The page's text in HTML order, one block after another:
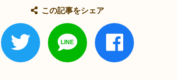
この記事をシェア